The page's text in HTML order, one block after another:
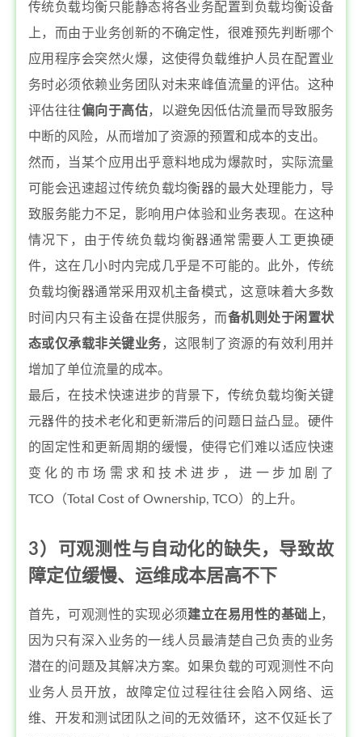
传统负载均衡只能静态将各业务配置到负载均衡设备
上，而由于业务创新的不确定性，很难预先判断哪个
应用程序会突然火爆，这使得负载维护人员在配置业
务时必须依赖业务团队对未来峰值流量的评估。这种
评估往往偏向于高估，以避免因低估流量而导致服务
中断的风险，从而增加了资源的预置和成本的支出。
然而，当某个应用出乎意料地成为爆款时，实际流量
可能会迅速超过传统负载均衡器的最大处理能力，导
致服务能力不足，影响用户体验和业务表现。在这种
情况下，由于传统负载均衡器通常需要人工更换硬
件，这在几小时内完成几乎是不可能的。此外，传统
负载均衡器通常采用双机主备模式，这意味着大多数
时间内只有主设备在提供服务，而备机则处于闲置状
态或仅承载非关键业务，这限制了资源的有效利用并
增加了单位流量的成本。
最后，在技术快速进步的背景下，传统负载均衡关键
元器件的技术老化和更新滞后的问题日益凸显。硬件
的固定性和更新周期的缓慢，使得它们难以适应快速
变化的市场需求和技术进步，进一步加剧了
TCO（Total Cost of Ownership, TCO）的上升。
3）可观测性与自动化的缺失，导致故
障定位缓慢、运维成本居高不下
首先，可观测性的实现必须建立在易用性的基础上，
因为只有深入业务的一线人员最清楚自己负责的业务
潜在的问题及其解决方案。如果负载的可观测性不向
业务人员开放，故障定位过程往往会陷入网络、运
维、开发和测试团队之间的无效循环，这不仅延长了